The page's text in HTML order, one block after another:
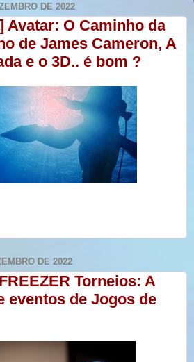
DE 2022
Avatar: O Caminho da
de James Cameron, A
e o 3D.. é bom ?
DE 2022
Torneios: A
eventos de Jogos de